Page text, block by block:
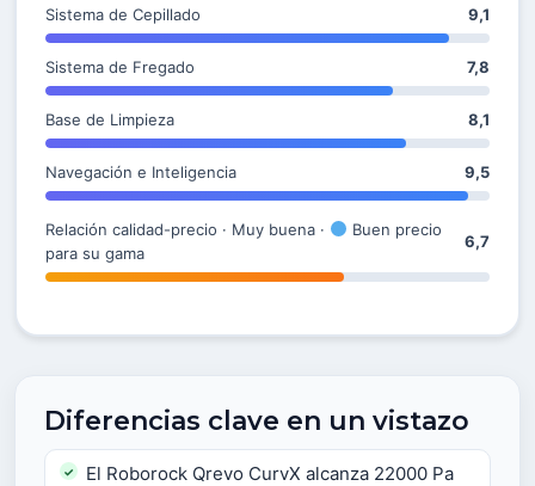
Sistema de Cepillado 9,1
Sistema de Fregado 7,8
Base de Limpieza 8,1
Navegación e Inteligencia 9,5
Relación calidad-precio · Muy buena ·
Buen precio
para su gama
6,7
Diferencias clave en un vistazo
El Roborock Qrevo CurvX alcanza 22000 Pa